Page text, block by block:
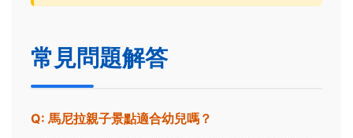
常見問題解答
Q: 馬尼拉親子景點適合幼兒嗎？